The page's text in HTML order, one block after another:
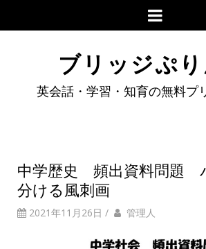
ブリッジぷ
英会話・学習・知育の無料プ
中学歴史 頻出資料問題
分ける風刺画
2021年11月26日 / 管理人